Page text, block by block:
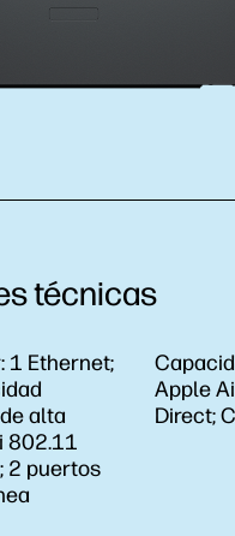
técnicas
1 Ethernet;
alta
802.11
2 puertos
Apple
Direct;